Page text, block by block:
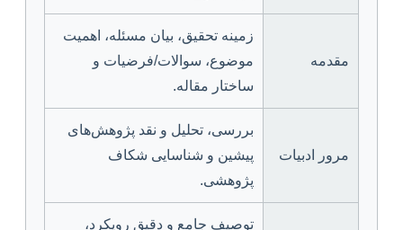
مقدمه
زمینه تحقیق، بیان مسئله، اهمیت
موضوع، سوالات/فرضیات و
ساختار مقاله.
مرور ادبیات
بررسی، تحلیل و نقد پژوهش‌های
پیشین و شناسایی شکاف
پژوهشی.
توصیف جامع و دقیق رویکرد،